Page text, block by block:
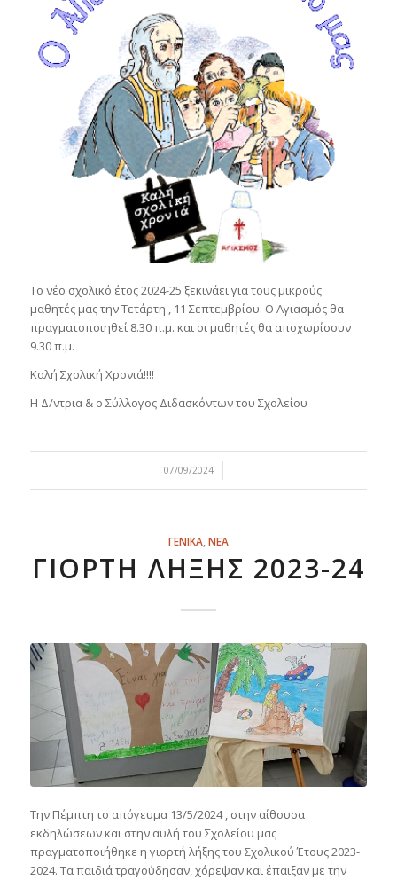
Το νέο σχολικό έτος 2024-25 ξεκινάει για τους μικρούς
μαθητές μας την Τετάρτη , 11 Σεπτεμβρίου. Ο Αγιασμός θα
πραγματοποιηθεί 8.30 π.μ. και οι μαθητές θα αποχωρίσουν
9.30 π.μ.
Καλή Σχολική Χρονιά!!!!
Η Δ/ντρια & ο Σύλλογος Διδασκόντων του Σχολείου
07/09/2024
/
ΓΕΝΙΚΑ, ΝΕΑ
ΓΙΟΡΤΉ ΛΉΞΗΣ 2023-24
Την Πέμπτη το απόγευμα 13/5/2024, στην αίθουσα
εκδηλώσεων και στην αυλή του Σχολείου μας
πραγματοποιήθηκε η γιορτή λήξης του Σχολικού Έτους 2023-
2024. Τα παιδιά τραγούδησαν, χόρεψαν και έπαιξαν με την